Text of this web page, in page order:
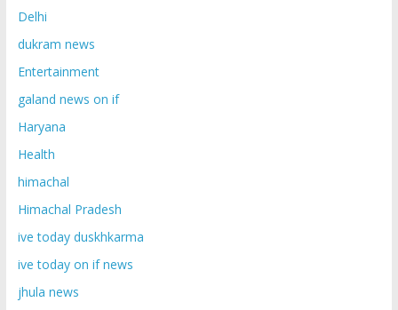
Delhi
dukram news
Entertainment
galand news on if
Haryana
Health
himachal
Himachal Pradesh
ive today duskhkarma
ive today on if news
jhula news